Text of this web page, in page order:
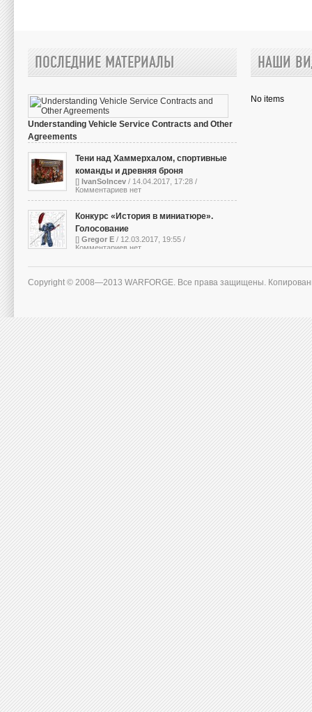
ПОСЛЕДНИЕ МАТЕРИАЛЫ
Understanding Vehicle Service Contracts and Other
Agreements
Тени над Хаммерхалом, спортивные
команды и древняя броня
[] IvanSolncev / 14.04.2017, 17:28 /
Комментариев нет
Конкурс «История в миниатюре».
Голосование
[] Gregor E / 12.03.2017, 19:55 /
Комментариев нет
НАШИ
No items
Copyright © 2008—2013 WARFORGE. Все права защищены.